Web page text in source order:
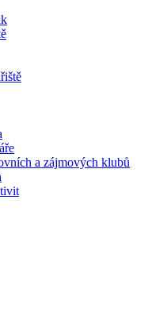
a zájmových klubů